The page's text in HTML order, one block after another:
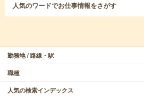
人気のワードでお仕事情報をさがす
勤務地 / 路線・駅
職種
人気の検索インデックス